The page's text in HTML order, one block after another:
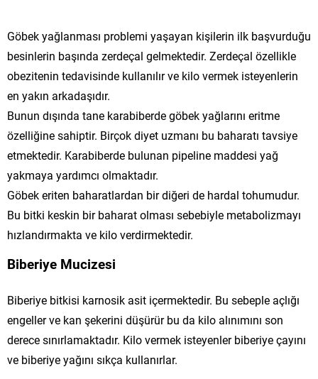
Göbek yağlanması problemi yaşayan kişilerin ilk başvurduğu
besinlerin başında zerdeçal gelmektedir. Zerdeçal özellikle
obezitenin tedavisinde kullanılır ve kilo vermek isteyenlerin
en yakın arkadaşıdır.
Bunun dışında tane karabiberde göbek yağlarını eritme
özelliğine sahiptir. Birçok diyet uzmanı bu baharatı tavsiye
etmektedir. Karabiberde bulunan pipeline maddesi yağ
yakmaya yardımcı olmaktadır.
Göbek eriten baharatlardan bir diğeri de hardal tohumudur.
Bu bitki keskin bir baharat olması sebebiyle metabolizmayı
hızlandırmakta ve kilo verdirmektedir.
Biberiye Mucizesi
Biberiye bitkisi karnosik asit içermektedir. Bu sebeple açlığı
engeller ve kan şekerini düşürür bu da kilo alınımını son
derece sınırlamaktadır. Kilo vermek isteyenler biberiye çayını
ve biberiye yağını sıkça kullanırlar.